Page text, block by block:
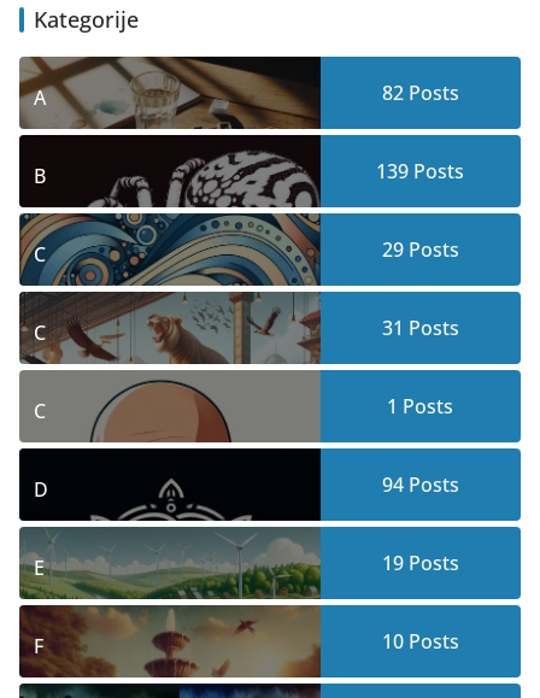
Kategorije
A 82Posts
B 139 Posts
C 29Posts
C 31 Posts
C 1 Posts
D 94Posts
E 19Posts
F 10Posts